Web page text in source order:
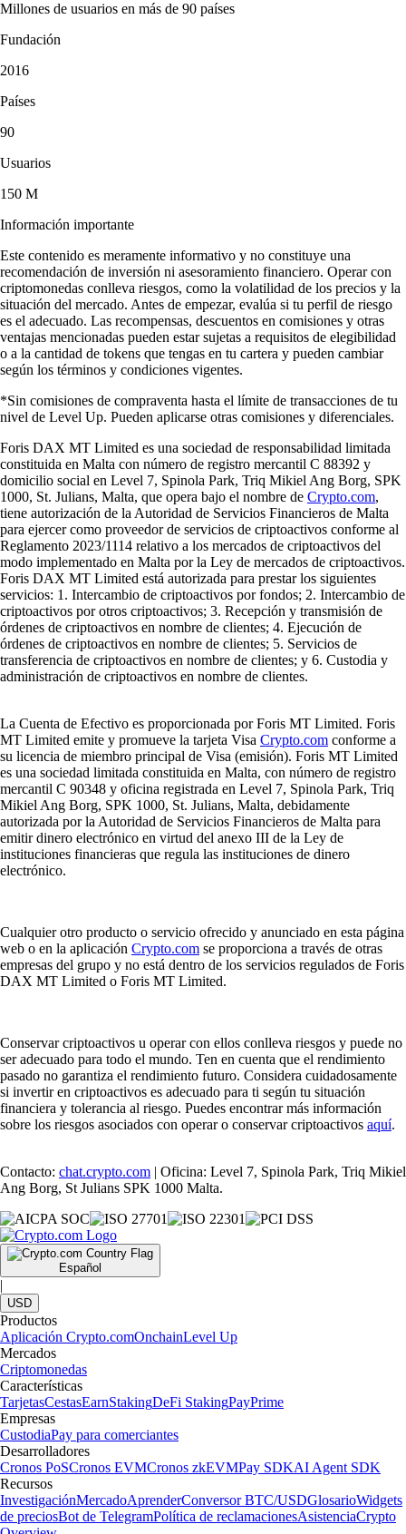
Millones de usuarios en más de 90 países
Fundación
2016
Países
90
Usuarios
150 M
Información importante
Este contenido es meramente informativo y no constituye una
recomendación de inversión ni asesoramiento financiero. Operar con
criptomonedas conlleva riesgos, como la volatilidad de los precios y la
situación del mercado. Antes de empezar, evalúa si tu perfil de riesgo
es el adecuado. Las recompensas, descuentos en comisiones y otras
ventajas mencionadas pueden estar sujetas a requisitos de elegibilidad
o a la cantidad de tokens que tengas en tu cartera y pueden cambiar
según los términos y condiciones vigentes.
*Sin comisiones de compraventa hasta el límite de transacciones de tu
nivel de Level Up. Pueden aplicarse otras comisiones y diferenciales.
Foris DAX MT Limited es una sociedad de responsabilidad limitada
constituida en Malta con número de registro mercantil C 88392 y
domicilio social en Level 7, Spinola Park, Triq Mikiel Ang Borg, SPK
1000, St. Julians, Malta, que opera bajo el nombre de Crypto.com,
tiene autorización de la Autoridad de Servicios Financieros de Malta
para ejercer como proveedor de servicios de criptoactivos conforme al
Reglamento 2023/1114 relativo a los mercados de criptoactivos del
modo implementado en Malta por la Ley de mercados de criptoactivos.
Foris DAX MT Limited está autorizada para prestar los siguientes
servicios: 1. Intercambio de criptoactivos por fondos; 2. Intercambio de
criptoactivos por otros criptoactivos; 3. Recepción y transmisión de
órdenes de criptoactivos en nombre de clientes; 4. Ejecución de
órdenes de criptoactivos en nombre de clientes; 5. Servicios de
transferencia de criptoactivos en nombre de clientes; y 6. Custodia y
administración de criptoactivos en nombre de clientes.
La Cuenta de Efectivo es proporcionada por Foris MT Limited. Foris
MT Limited emite y promueve la tarjeta Visa Crypto.com conforme a
su licencia de miembro principal de Visa (emisión). Foris MT Limited
es una sociedad limitada constituida en Malta, con número de registro
mercantil C 90348 y oficina registrada en Level 7, Spinola Park, Triq
Mikiel Ang Borg, SPK 1000, St. Julians, Malta, debidamente
autorizada por la Autoridad de Servicios Financieros de Malta para
emitir dinero electrónico en virtud del anexo III de la Ley de
instituciones financieras que regula las instituciones de dinero
electrónico.
Cualquier otro producto o servicio ofrecido y anunciado en esta página
web o en la aplicación Crypto.com se proporciona a través de otras
empresas del grupo y no está dentro de los servicios regulados de Foris
DAX MT Limited o Foris MT Limited.
Conservar criptoactivos u operar con ellos conlleva riesgos y puede no
ser adecuado para todo el mundo. Ten en cuenta que el rendimiento
pasado no garantiza el rendimiento futuro. Considera cuidadosamente
si invertir en criptoactivos es adecuado para ti según tu situación
financiera y tolerancia al riesgo. Puedes encontrar más información
sobre los riesgos asociados con operar o conservar criptoactivos aquí.
Contacto: chat.crypto.com | Oficina: Level 7, Spinola Park, Triq Mikiel
Ang Borg, St Julians SPK 1000 Malta.
Español
|
USD
Productos
Aplicación Crypto.comOnchainLevel Up
Mercados
Criptomonedas
Características
TarjetasCestasEarnStakingDeFi StakingPayPrime
Empresas
CustodiaPay para comerciantes
Desarrolladores
Cronos PoSCronos EVMCronos zkEVMPay SDKAI Agent SDK
Recursos
InvestigaciónMercadoAprenderConversor BTC/USDGlosarioWidgets
de preciosBot de TelegramPolítica de reclamacionesAsistenciaCrypto